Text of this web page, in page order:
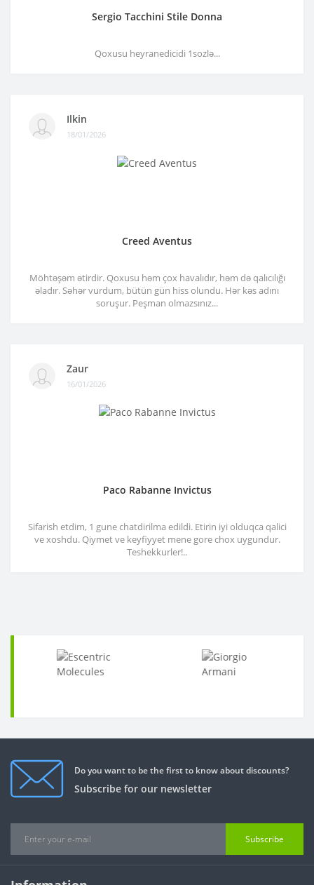
Sergio Tacchini Stile Donna
Qoxusu heyranedicidi 1sozlə...
Ilkin
18/01/2026
Creed Aventus
Möhtəşəm ətirdir. Qoxusu həm çox havalıdır, həm də qalıcılığı
əladır. Səhər vurdum, bütün gün hiss olundu. Hər kəs adını
soruşur. Peşman olmazsınız...
Zaur
16/01/2026
Paco Rabanne Invictus
Sifarish etdim, 1 gune chatdirilma edildi. Etirin iyi olduqca qalici
ve xoshdu. Qiymet ve keyfiyyet mene gore chox uygundur.
Teshekkurler!..
Do you want to be the first to know about discounts?
Subscribe for our newsletter
Subscribe